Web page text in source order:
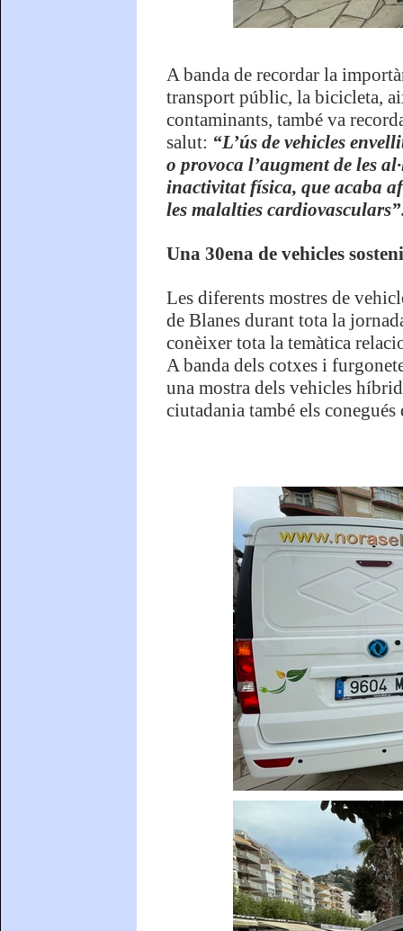
A banda de recordar la
transport públic, la bicicleta,
contaminants, també va
salut: “L’ús de vehicles
o provoca l’augment de les
inactivitat física, que acaba
les malalties
Una 30ena de vehicles
Les diferents mostres de
de Blanes durant tota la
conèixer tota la temàtica
A banda dels cotxes i
una mostra dels vehicles
ciutadania també els conegués